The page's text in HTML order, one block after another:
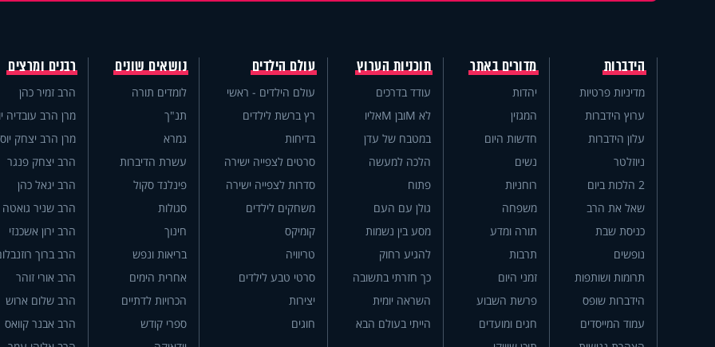
הידברות
מדיניות פרטיות
ערוץ הידברות
עלון הידברות
ניוזלטר
2 הלכות ביום
שאל את הרב
כניסת שבת
נופשים
תרומות ושותפות
הידברות שופס
עמוד המייסדים
מדורים באתר
יהדות
המגזין
חדשות היום
נשים
רוחניות
משפחה
תורה ומדע
תרבות
זמני היום
פרשת השבוע
חגים ומועדים
תוכניות הערוץ
עודד בדרכים
לא Mובן Mאליו
במטבח של עדן
הלכה למעשה
פתוח
גולן עם העם
מסע בין נשמות
להגיע רחוק
כך חזרתי בתשובה
השראה יומית
הייתי בעולם הבא
עולם הילדים
עולם הילדים - ראשי
רץ ברשת לילדים
בדיחות
סרטים לצפייה ישירה
סדרות לצפייה ישירה
משחקים לילדים
קומיקס
טריוויה
סרטי טבע לילדים
יצירות
חוגים
נושאים שונים
לומדים תורה
תנ"ך
גמרא
עשרת הדיברות
פינלנד סקול
סגולות
חינוך
בריאות ונפש
אחרית הימים
הכרויות לדתיים
ספרי קודש
רבנים ומרצים
הרב זמיר כהן
מרן הרב עובדיה
מרן הרב יצחק
הרב יצחק פנגר
הרב יגאל כהן
הרב שניר גואטה
הרב ירון אשכנזי
הרב ברוך
הרב אורי זוהר
הרב שלום ארוש
הרב אבנר קוואס